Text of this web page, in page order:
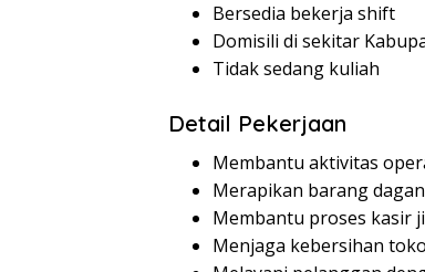
Bersedia bekerja shift
Domisili di sekitar
Tidak sedang kuliah
Detail Pekerjaan
Membantu aktivitas
Merapikan barang
Membantu proses kasir
Menjaga kebersihan toko